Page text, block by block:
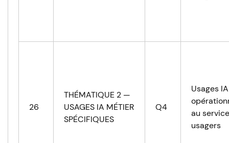
26
THÉMATIQUE 2 —
USAGES IA MÉTIER
SPÉCIFIQUES
Q4
Usages IA
au
usagers